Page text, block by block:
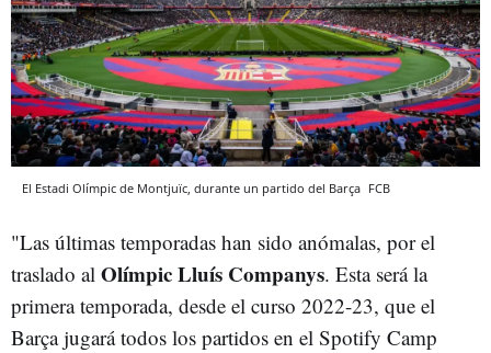
El Estadi Olímpic de Montjuïc, durante un partido del Barça FCB
"Las últimas temporadas han sido anómalas, por el
traslado al Olímpic Lluís Companys. Esta será la
primera temporada, desde el curso 2022-23, que el
Barça jugará todos los partidos en el Spotify Camp